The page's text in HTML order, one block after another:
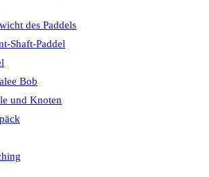
des Paddels
Shaft-Paddel
Bob
und Knoten